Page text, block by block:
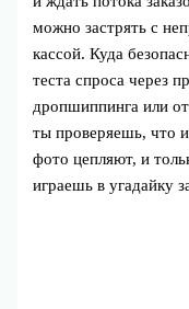
можно застрять с
кассой. Куда
теста спроса через
дропшиппинга или
ты проверяешь, что
фото цепляют, и
играешь в угадайку